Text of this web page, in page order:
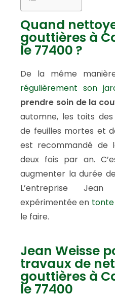
Quand
gouttières à
le 77400 ?
De la même
régulièrement son
prendre soin de la
automne, les toits
de feuilles mortes et
est recommandé de
deux fois par an.
augmenter la durée
L’entreprise Jean
expérimentée en tonte
le faire.
Jean Weisse
travaux de
gouttières à
le 77400